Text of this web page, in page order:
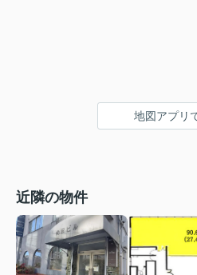
地図アプリ
近隣の物件